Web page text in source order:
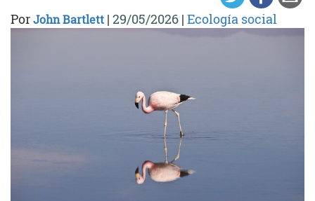
PorJohn Bartlett | 29/05/2026 | Ecología social